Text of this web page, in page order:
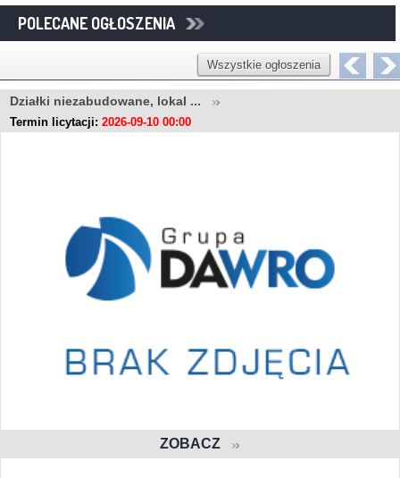
POLECANE OGŁOSZENIA
Wszystkie ogłoszenia
Działki niezabudowane, lokal ...
Termin licytacji: 2026-09-10 00:00
ZOBACZ